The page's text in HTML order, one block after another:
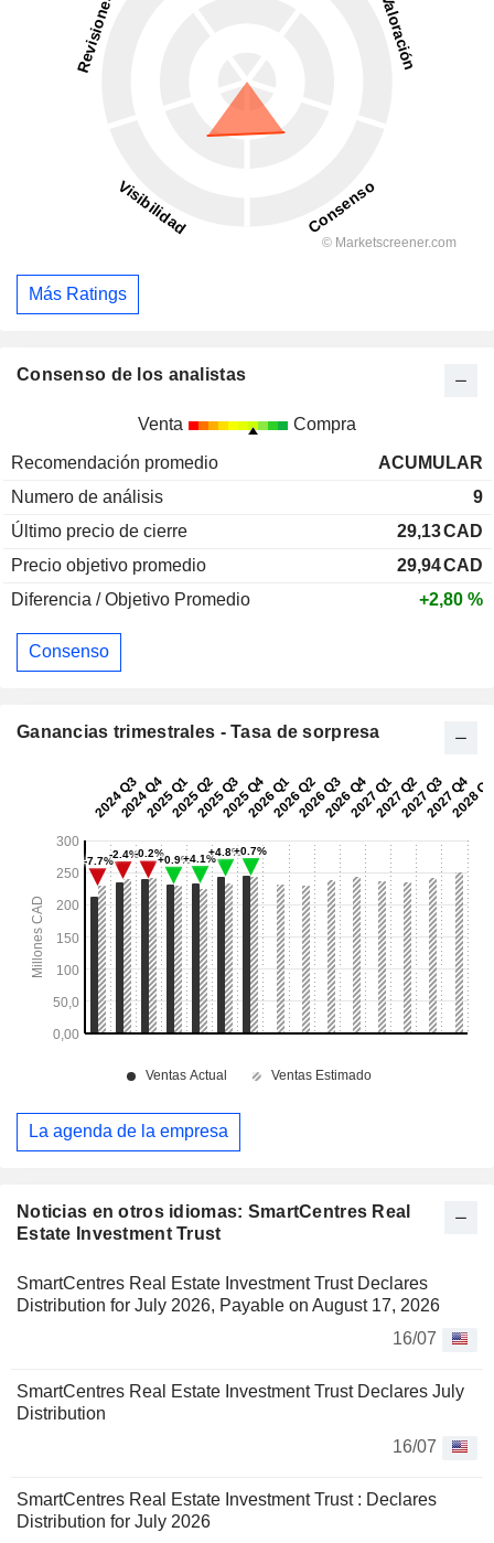
Noticias en otros idiomas: SmartCentres Real
Estate Investment Trust
SmartCentres Real Estate Investment Trust Declares
Distribution for July 2026, Payable on August 17, 2026
16/07
SmartCentres Real Estate Investment Trust Declares July
Distribution
16/07
SmartCentres Real Estate Investment Trust : Declares
Distribution for July 2026
Más Ratings
Consenso de los analistas
Venta Compra
Recomendación promedio
ACUMULAR
Numero de análisis
9
Último precio de cierre
29,13CAD
Precio objetivo promedio
29,94CAD
Diferencia / Objetivo Promedio
+2,80 %
Consenso
Ganancias trimestrales - Tasa de sorpresa
La agenda de la empresa